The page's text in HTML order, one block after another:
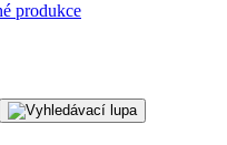
produkce